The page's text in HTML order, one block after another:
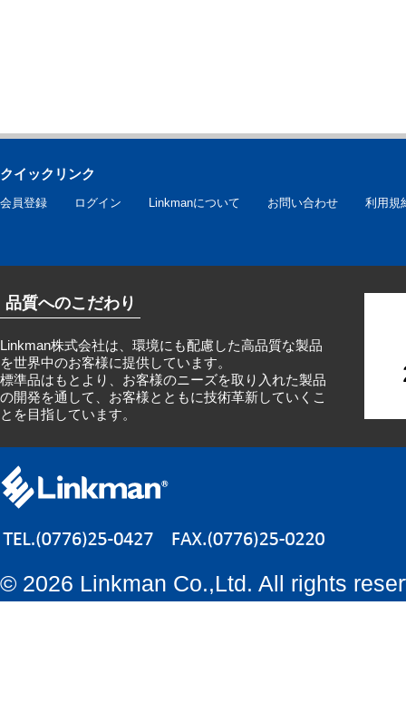
クイックリンク
会員登録 ログイン Linkmanについて お問い合わせ 利用規
品質へのこだわり
Linkman株式会社は、環境にも配慮した高品質な製品
を世界中のお客様に提供しています。
標準品はもとより、お客様のニーズを取り入れた製品
の開発を通して、お客様とともに技術革新していくこ
とを目指しています。
© 2026 Linkman Co.,Ltd. All rights